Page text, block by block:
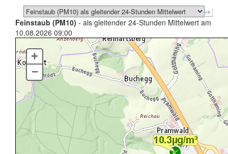
Feinstaub (PM10) - als gleitender 24-Stunden Mittelwert am
10.08.2026 09:00
+
–